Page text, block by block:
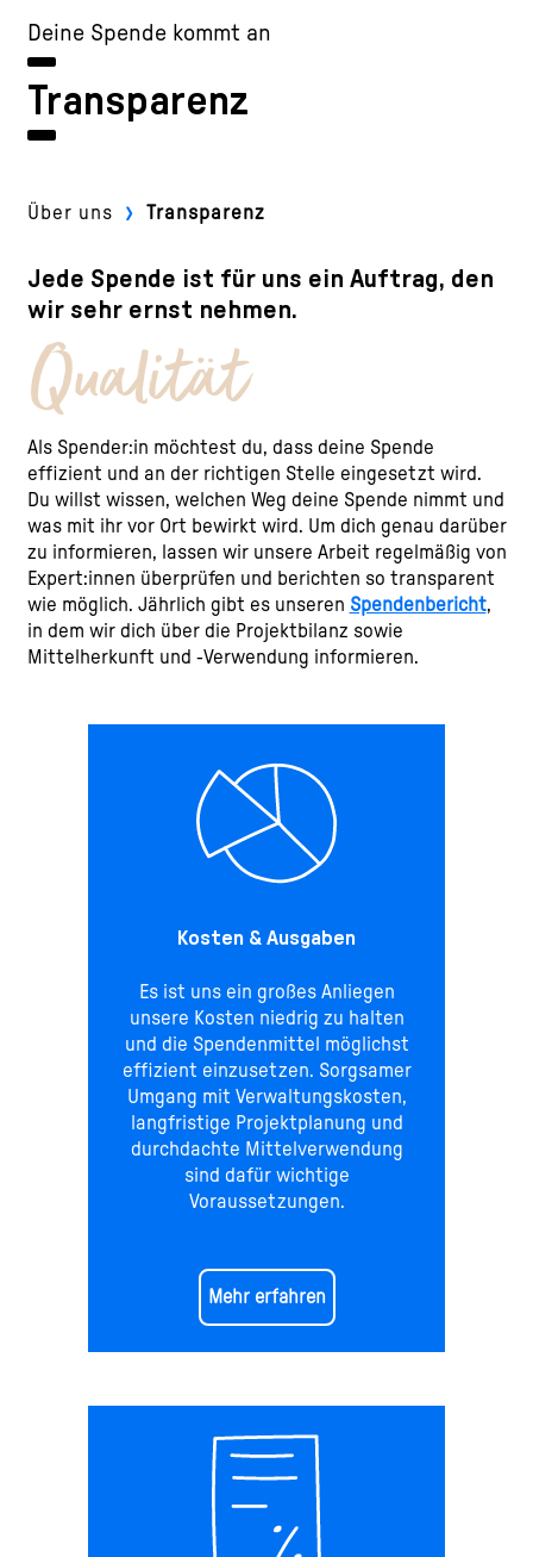
Deine Spende kommt an
Transparenz
Über uns › Transparenz
Qualität
Jede Spende ist für uns ein Auftrag, den
wir sehr ernst nehmen.
Als Spender:in möchtest du, dass deine Spende
effizient und an der richtigen Stelle eingesetzt wird.
Du willst wissen, welchen Weg deine Spende nimmt und
was mit ihr vor Ort bewirkt wird. Um dich genau darüber
zu informieren, lassen wir unsere Arbeit regelmäßig von
Expert:innen überprüfen und berichten so transparent
wie möglich. Jährlich gibt es unseren Spendenbericht,
in dem wir dich über die Projektbilanz sowie
Mittelherkunft und -Verwendung informieren.
Kosten & Ausgaben
Es ist uns ein großes Anliegen
unsere Kosten niedrig zu halten
und die Spendenmittel möglichst
effizient einzusetzen. Sorgsamer
Umgang mit Verwaltungskosten,
langfristige Projektplanung und
durchdachte Mittelverwendung
sind dafür wichtige
Voraussetzungen.
Mehr erfahren